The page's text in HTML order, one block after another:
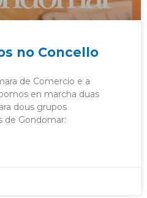
no Concello
de Comercio e a
en marcha duas
dous grupos
de Gondomar: